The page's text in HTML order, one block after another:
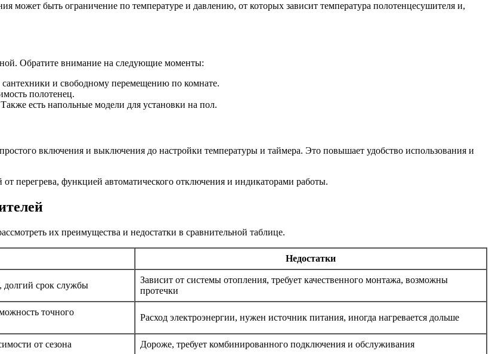
может быть ограничение по температуре и давлению, от которых зависит температура полотенцесушителя и,
Обратите внимание на следующие моменты:
и свободному перемещению по комнате.
полотенец.
есть напольные модели для установки на пол.
включения и выключения до настройки температуры и таймера. Это повышает удобство использования и
перегрева, функцией автоматического отключения и индикаторами работы.
их преимущества и недостатки в сравнительной таблице.
Недостатки
долгий срок службы
Зависит от системы отопления, требует качественного монтажа, возможны
протечки
точного
Расход электроэнергии, нужен источник питания, иногда нагревается дольше
от сезона Дороже, требует комбинированного подключения и обслуживания